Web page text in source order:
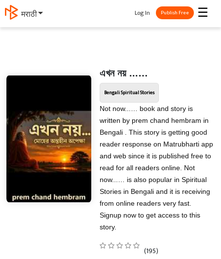
मराठी ☰
Log In Publish Free
এখন নয় ...…
Bengali Spiritual Stories
Not now...… book and story is
written by prem chand hembram in
Bengali . This story is getting good
reader response on Matrubharti app
and web since it is published free to
read for all readers online. Not
now...… is also popular in Spiritual
Stories in Bengali and it is receiving
from online readers very fast.
Signup now to get access to this
story.
(195)